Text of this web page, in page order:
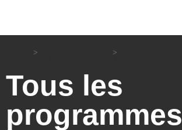
> >
Tous les
programmes